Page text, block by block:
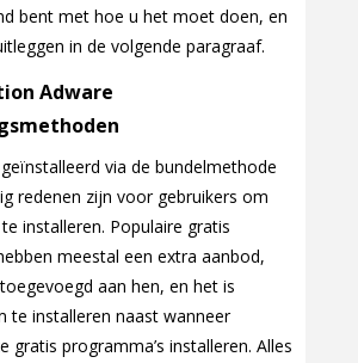
bent met hoe u het moet doen, en
in de volgende paragraaf.
Adware
via de bundelmethode
redenen zijn voor gebruikers om
installeren. Populaire gratis
meestal een extra aanbod,
aan hen, en het is
te installeren naast wanneer
gratis programma’s installeren. Alles